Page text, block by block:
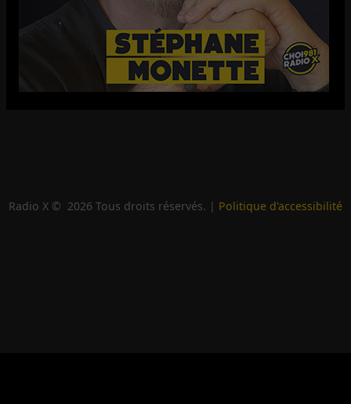
Radio X © 2026 Tous droits réservés. | Politique d'accessibilité